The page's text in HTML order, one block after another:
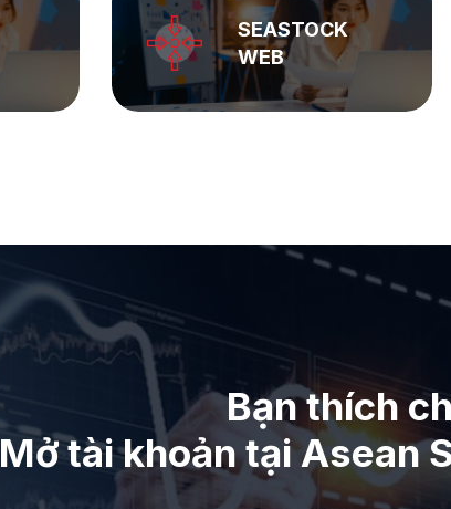
SEASTOCK
MOBILE
Bạn thích
Mở tài khoản tại Asean